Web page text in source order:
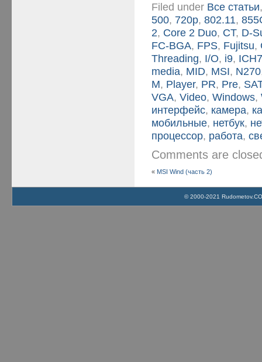
Filed under Все статьи
500, 720p,802.11,
2, Core 2 Duo, CT, D-
FC-BGA, FPS, Fujitsu,
Threading, I/O, i9,
media, MID, MSI, N270
M, Player, PR, Pre,
VGA,Video,Windows,
интерфейс, камера,
мобильные, нетбук,
процессор, работа,
Comments are
« MSI Wind (часть 2)
© 2000-2021